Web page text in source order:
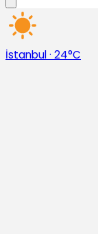
İstanbul· 24°C